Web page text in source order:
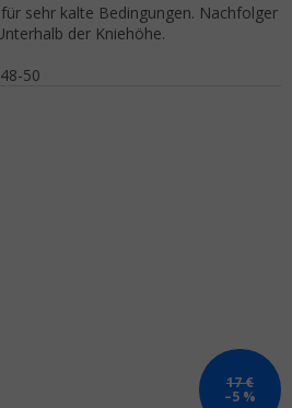
sehr kalte Bedingungen. Nachfolger
der Kniehöhe.
48-50
17 €
–5 %